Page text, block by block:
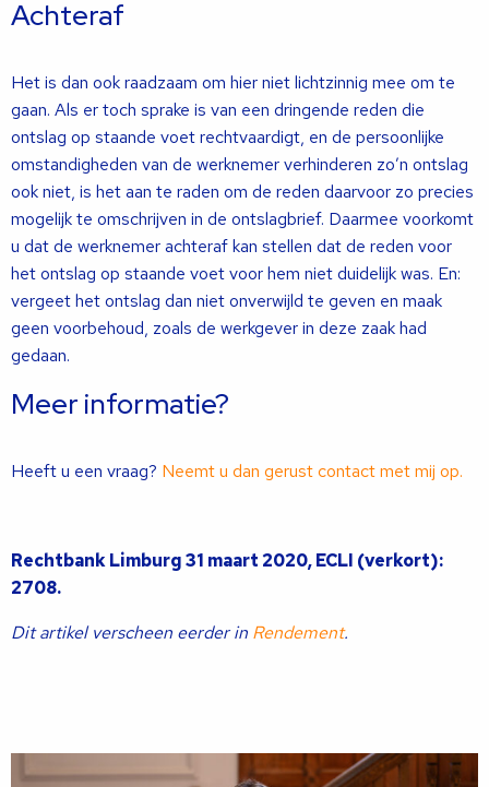
Achteraf
Het is dan ook raadzaam om hier niet lichtzinnig mee om te
gaan. Als er toch sprake is van een dringende reden die
ontslag op staande voet rechtvaardigt, en de persoonlijke
omstandigheden van de werknemer verhinderen zo’n ontslag
ook niet, is het aan te raden om de reden daarvoor zo precies
mogelijk te omschrijven in de ontslagbrief. Daarmee voorkomt
u dat de werknemer achteraf kan stellen dat de reden voor
het ontslag op staande voet voor hem niet duidelijk was. En:
vergeet het ontslag dan niet onverwijld te geven en maak
geen voorbehoud, zoals de werkgever in deze zaak had
gedaan.
Meer informatie?
Heeft u een vraag? Neemt u dan gerust contact met mij op.
Rechtbank Limburg 31 maart 2020, ECLI (verkort):
2708.
Dit artikel verscheen eerder in Rendement.